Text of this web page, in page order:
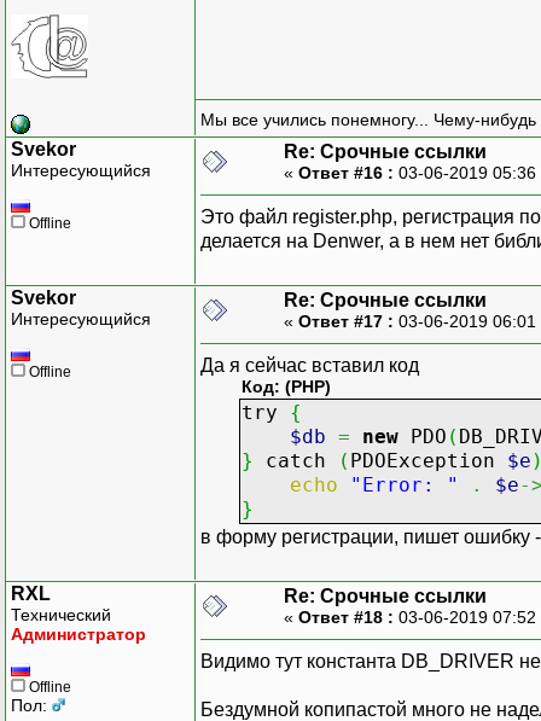
Мы все учились понемногу... Чему-нибудь
Svekor
Интересующийся
Offline
Re: Срочные ссылки
« Ответ #16 : 03-06-2019
Это файл register.php, регистрация
делается на Denwer, а в нем нет
Svekor
Интересующийся
Offline
Re: Срочные ссылки
« Ответ #17 : 03-06-2019
Да я сейчас вставил код
Код: (PHP)
try {
$db = new PDO (
}
catch ( PDOException $e
echo
"Error: " . $e-
}
в форму регистрации, пишет ошибку
RXL
Технический
Администратор
Offline
Пол:
Re: Срочные ссылки
« Ответ #18 : 03-06-2019
Видимо тут константа DB_DRIVER
Бездумной копипастой много не